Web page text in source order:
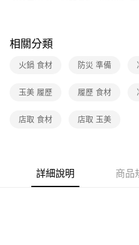
相關分類
火鍋 食材 防災 準備
玉美 履歷 履歷 食材
店取 食材 店取 玉美
詳細說明 商品